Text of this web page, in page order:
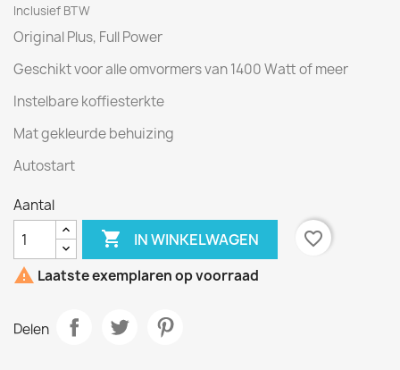
Inclusief BTW
Original Plus, Full Power
Geschikt voor alle omvormers van 1400 Watt of meer
Instelbare koffiesterkte
Mat gekleurde behuizing
Autostart
Aantal
 IN WINKELWAGEN
favorite_border
 Laatste exemplaren op voorraad
Delen